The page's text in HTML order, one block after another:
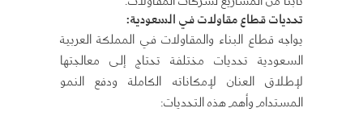
تحديات قطاع مقاولات في السعودية:
يواجه قطاع البناء والمقاولات في المملكة العربية
السعودية تحديات مختلفة تحتاج إلى معالجتها
لإطلاق العنان لإمكاناته الكاملة ودفع النمو
المستدام وأهم هذه التحديات: